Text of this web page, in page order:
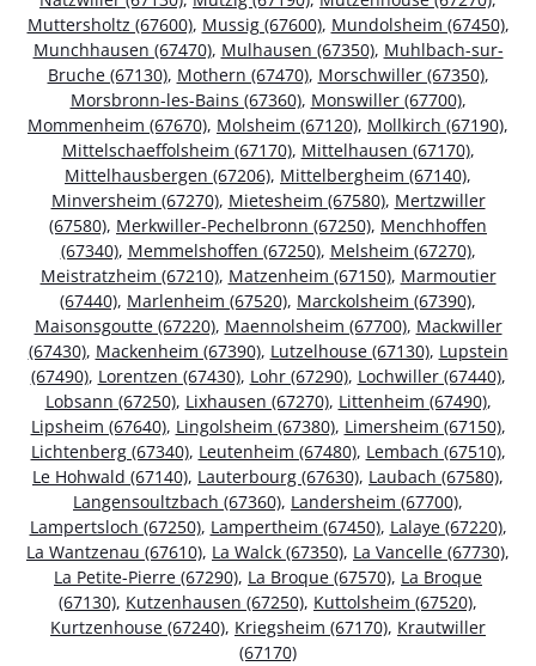
Muttersholtz (67600), Mussig (67600), Mundolsheim (67450),
Munchhausen (67470), Mulhausen (67350), Muhlbach-sur-
Bruche (67130), Mothern (67470), Morschwiller (67350),
Morsbronn-les-Bains (67360), Monswiller (67700),
Mommenheim (67670), Molsheim (67120), Mollkirch (67190),
Mittelschaeffolsheim (67170), Mittelhausen (67170),
Mittelhausbergen (67206), Mittelbergheim (67140),
Minversheim (67270), Mietesheim (67580), Mertzwiller
(67580), Merkwiller-Pechelbronn (67250), Menchhoffen
(67340), Memmelshoffen (67250), Melsheim (67270),
Meistratzheim (67210), Matzenheim (67150), Marmoutier
(67440), Marlenheim (67520), Marckolsheim (67390),
Maisonsgoutte (67220), Maennolsheim (67700), Mackwiller
(67430), Mackenheim (67390), Lutzelhouse (67130), Lupstein
(67490), Lorentzen (67430), Lohr (67290), Lochwiller (67440),
Lobsann (67250), Lixhausen (67270), Littenheim (67490),
Lipsheim (67640), Lingolsheim (67380), Limersheim (67150),
Lichtenberg (67340), Leutenheim (67480), Lembach (67510),
Le Hohwald (67140), Lauterbourg (67630), Laubach (67580),
Langensoultzbach (67360), Landersheim (67700),
Lampertsloch (67250), Lampertheim (67450), Lalaye (67220),
La Wantzenau (67610), La Walck (67350), La Vancelle (67730),
La Petite-Pierre (67290), La Broque (67570), La Broque
(67130), Kutzenhausen (67250), Kuttolsheim (67520),
Kurtzenhouse (67240), Kriegsheim (67170), Krautwiller
(67170)